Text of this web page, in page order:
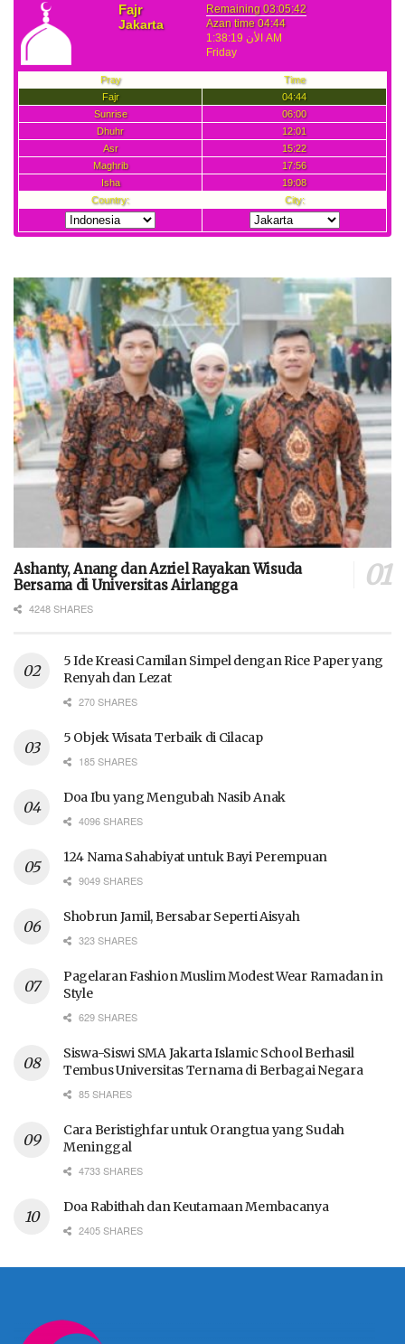
Ashanty, Anang dan Azriel Rayakan Wisuda
Bersama di Universitas Airlangga
4248 SHARES
5 Ide Kreasi Camilan Simpel dengan Rice Paper yang
Renyah dan Lezat
270 SHARES
5 Objek Wisata Terbaik di Cilacap
185 SHARES
Doa Ibu yang Mengubah Nasib Anak
4096 SHARES
124 Nama Sahabiyat untuk Bayi Perempuan
9049 SHARES
Shobrun Jamil, Bersabar Seperti Aisyah
323 SHARES
Pagelaran Fashion Muslim Modest Wear Ramadan in
Style
629 SHARES
Siswa-Siswi SMA Jakarta Islamic School Berhasil
Tembus Universitas Ternama di Berbagai Negara
85 SHARES
Cara Beristighfar untuk Orangtua yang Sudah
Meninggal
4733 SHARES
Doa Rabithah dan Keutamaan Membacanya
2405 SHARES